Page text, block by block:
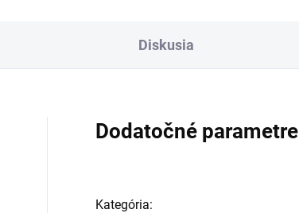
Diskusia
Dodatočné parametre
Kategória: